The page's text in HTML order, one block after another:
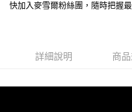
全家取貨付款
每筆NT$100，滿NT$599(含以上)
快加入麥雪爾粉絲團，隨時把握
詳細說明 商